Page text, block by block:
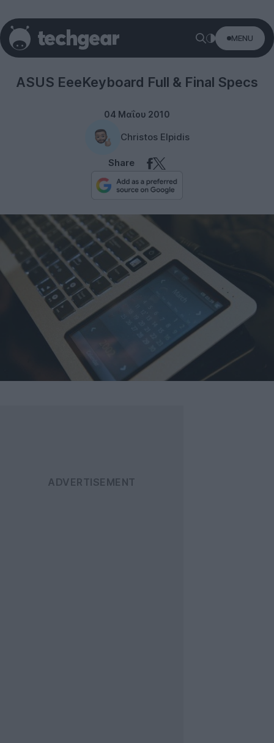
MENU
ASUS EeeKeyboard Full & Final Specs
04 Μαΐου 2010
Christos Elpidis
Share